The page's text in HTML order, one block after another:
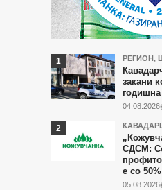
Најчитани
во
последните
7
дена
РЕГИОН,
закани
04.08.2026
СДСМ:
е со
05.08.2026